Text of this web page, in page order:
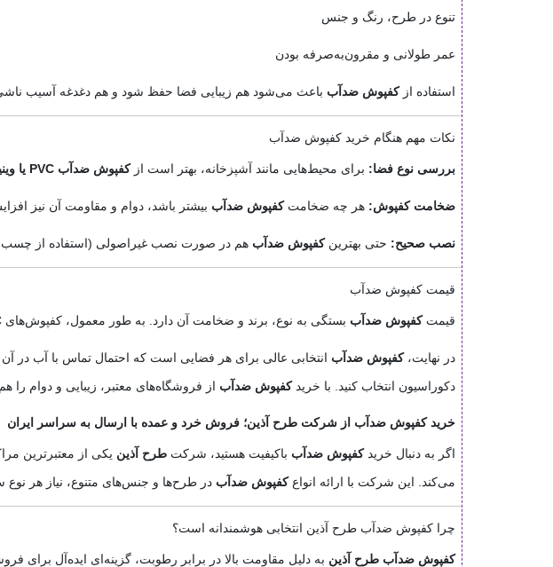
تنوع در طرح، رنگ و جنس
عمر طولانی و مقرون‌به‌صرفه بودن
استفاده ازکفپوش ضدآب باعث می‌شود هم زیبایی فضا حفظ شود و هم دغدغه آسیب
نکات مهم هنگام خرید کفپوش ضدآب
بررسی نوع فضا: برای محیط‌هایی مانند آشپزخانه، بهتر است ازکفپوش ضدآب PVC یا وینیل
ضخامت کفپوش: هر چه ضخامتکفپوش ضدآب بیشتر باشد، دوام و مقاومت آن نیز افزایش
نصب صحیح: حتی بهترینکفپوش ضدآب هم در صورت نصب غیراصولی (استفاده از
قیمت کفپوش ضدآب
قیمتکفپوش ضدآب بستگی به نوع، برند و ضخامت آن دارد. به طور معمول، کفپوش‌های PVC مقرون‌به‌صرفه‌تر هستند و گزینه‌ای مناسب برای منازل و دفاتر اداری محسوب می‌شوند.
در نهایت،کفپوش ضدآب انتخابی عالی برای هر فضایی است که احتمال تماس با آب در
دکوراسیون انتخاب کنید. با خریدکفپوش ضدآب از فروشگاه‌های معتبر، زیبایی و دوام را
خرید کفپوش ضدآب از شرکت طرح آذین؛ فروش خرد و عمده با ارسال به سراسر ایران
اگر به دنبال خریدکفپوش ضدآب باکیفیت هستید، شرکتطرح آذین یکی از معتبرترین
می‌کند. این شرکت با ارائه انواعکفپوش ضدآب در طرح‌ها و جنس‌های متنوع، نیاز هر نوع
چرا کفپوش ضدآب طرح آذین انتخابی هوشمندانه است؟
کفپوش ضدآب طرح آذین به دلیل مقاومت بالا در برابر رطوبت، گزینه‌ای ایده‌آل برای